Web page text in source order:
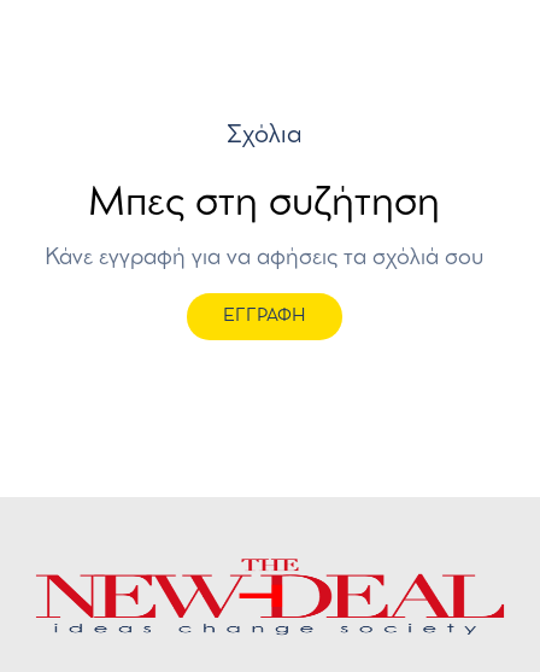
Σχόλια
Μπες στη συζήτηση
Κάνε εγγραφή για να αφήσεις τα σχόλιά σου
ΕΓΓΡΑΦΗ